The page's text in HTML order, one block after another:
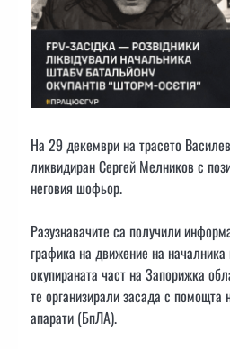
На 29 декември на трасето
ликвидиран Сергей Мелников с
неговия шофьор.
Разузнавачите са получили
графика на движение на
окупираната част на Запорижка
те организирали засада с помощта
апарати (БпЛА).